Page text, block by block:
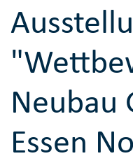
Neubau
Essen